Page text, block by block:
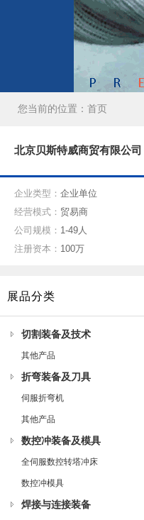
您当前的位置： 首页
北京贝斯特威商贸有限公司
企业类型： 企业单位
经营模式： 贸易商
公司规模： 1-49人
注册资本： 100万
展品分类
切割装备及技术
其他产品
折弯装备及刀具
伺服折弯机
其他产品
数控冲装备及模具
全伺服数控转塔冲床
数控冲模具
焊接与连接装备